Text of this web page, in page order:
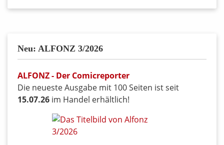
Neu: ALFONZ 3/2026
ALFONZ - Der Comicreporter
Die neueste Ausgabe mit 100 Seiten ist seit
15.07.26 im Handel erhältlich!